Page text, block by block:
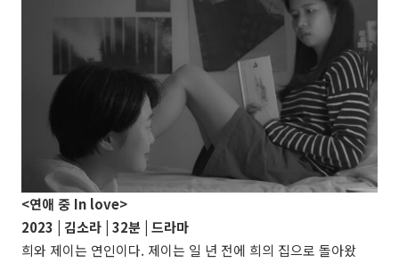
<연애 중 In love>
2023 |
김소라 | 32분 | 드라마
희와 제이는 연인이다. 제이는 일 년 전에 희의 집으로 돌아왔